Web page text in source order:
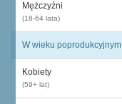
Mężczyźni
(18-64 lata)
W wieku poprodukcyjnym
Kobiety
(59+ lat)